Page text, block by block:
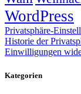
WordPress
Privatsphäre-
Historie der
Einwilligungen
Kategorien